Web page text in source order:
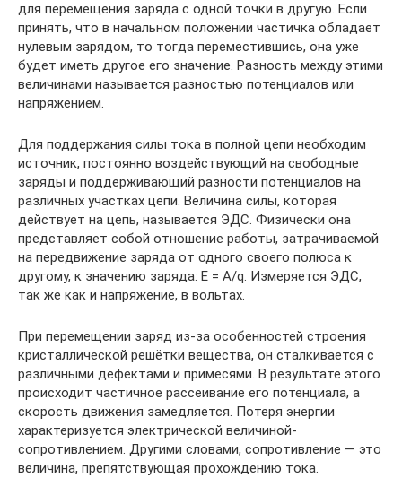
для перемещения заряда с одной точки в другую. Если
принять, что в начальном положении частичка обладает
нулевым зарядом, то тогда переместившись, она уже
будет иметь другое его значение. Разность между этими
величинами называется разностью потенциалов или
напряжением.
Для поддержания силы тока в полной цепи необходим
источник, постоянно воздействующий на свободные
заряды и поддерживающий разности потенциалов на
различных участках цепи. Величина силы, которая
действует на цепь, называется ЭДС. Физически она
представляет собой отношение работы, затрачиваемой
на передвижение заряда от одного своего полюса к
другому, к значению заряда: E = A/q. Измеряется ЭДС,
так же как и напряжение, в вольтах.
При перемещении заряд из-за особенностей строения
кристаллической решётки вещества, он сталкивается с
различными дефектами и примесями. В результате этого
происходит частичное рассеивание его потенциала, а
скорость движения замедляется. Потеря энергии
характеризуется электрической величиной-
сопротивлением. Другими словами, сопротивление — это
величина, препятствующая прохождению тока.